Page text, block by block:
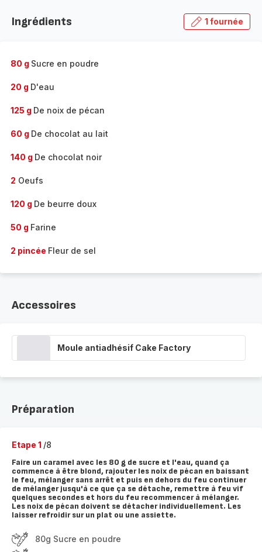
Ingrédients 1 fournée
80 g Sucre en poudre
20 g D'eau
125 g De noix de pécan
60 g De chocolat au lait
140 g De chocolat noir
2 Oeufs
120 g De beurre doux
50 g Farine
2 pincée Fleur de sel
Accessoires
Moule antiadhésif Cake Factory
Préparation
Etape 1 /8
Faire un caramel avec les 80 g de sucre et l'eau, quand ça
commence à être blond, rajouter les noix de pécan en baissant
le feu, mélanger sans arrêt et puis en dehors du feu continuer
de mélanger jusqu'à ce que ça se détache, remettre à feu vif
quelques secondes et hors du feu recommencer à mélanger.
Les noix de pécan doivent se détacher individuellement. Les
laisser refroidir sur un plat ou une assiette.
80g Sucre en poudre